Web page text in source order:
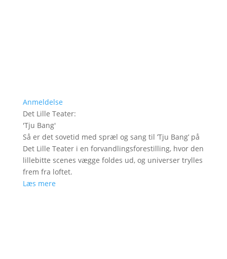
Anmeldelse
Det Lille Teater:
'Tju Bang'
Så er det sovetid med spræl og sang til ’Tju Bang’ på
Det Lille Teater i en forvandlingsforestilling, hvor den
lillebitte scenes vægge foldes ud, og universer trylles
frem fra loftet.
Læs mere